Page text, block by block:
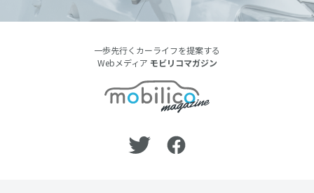
一歩先行くカーライフを提案する
Webメディア モビリコマガジン